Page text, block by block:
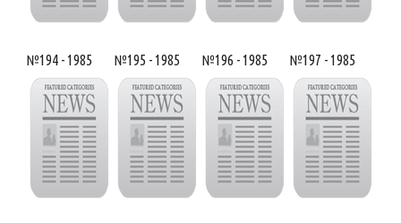
№194 - 1985 №195 - 1985 №196 - 1985 №197 - 1985